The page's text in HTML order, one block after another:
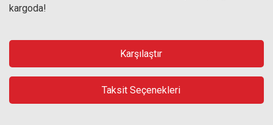
kargoda!
Karşılaştır
Taksit Seçenekleri